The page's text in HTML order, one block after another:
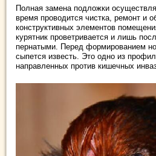
Полная замена подложки
время проводится чистка, ремонт и
конструктивных элементов
курятник проветривается и лишь
пернатыми. Перед формированием
сыпется известь. Это одно из
направленных против кишечных